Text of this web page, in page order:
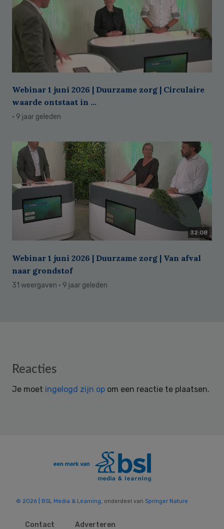
Webinar 1 juni 2026 | Duurzame zorg | Circulaire
waarde ontstaat in ...
· 9 jaar geleden
32:08
Webinar 1 juni 2026 | Duurzame zorg | Van afval
naar grondstof
31 weergaven · 9 jaar geleden
Reader
Reacties
Je moet ingelogd zijn op om een reactie te plaatsen.
© 2026 | BSL Media & Learning, onderdeel van Springer Nature
Contact Adverteren